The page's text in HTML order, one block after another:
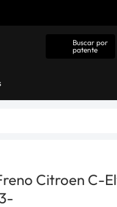
Buscar por
patente
Citroen C-